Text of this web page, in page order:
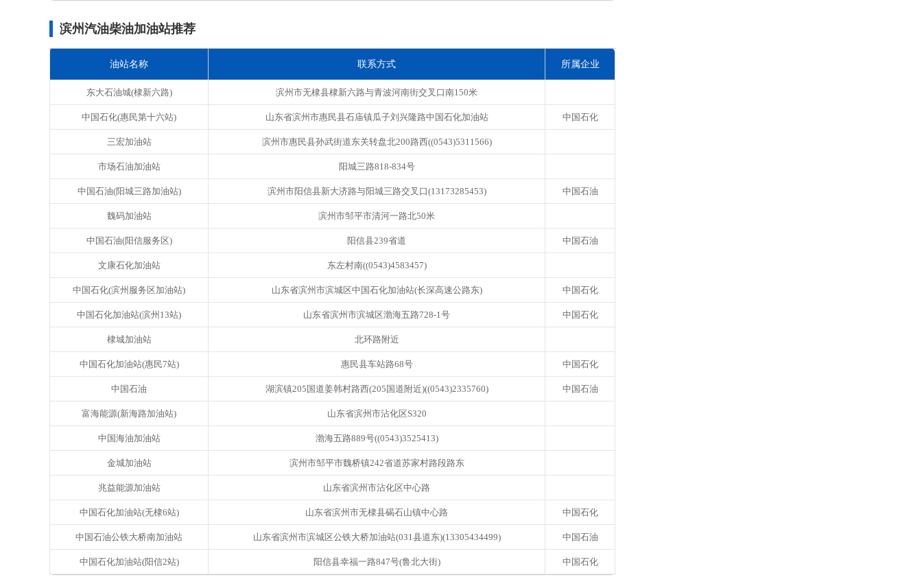
滨州汽油柴油加油站推荐
油站名称 联系方式 所属企业
东大石油城(棣新六路) 滨州市无棣县棣新六路与青波河南街交叉口南150米
中国石化(惠民第十六站) 山东省滨州市惠民县石庙镇瓜子刘兴隆路中国石化加油站 中国石化
三宏加油站 滨州市惠民县孙武街道东关转盘北200路西((0543)5311566)
市场石油加油站 阳城三路818-834号
中国石油(阳城三路加油站) 滨州市阳信县新大济路与阳城三路交叉口(13173285453) 中国石油
魏码加油站 滨州市邹平市清河一路北50米
中国石油(阳信服务区) 阳信县239省道 中国石油
文康石化加油站 东左村南((0543)4583457)
中国石化(滨州服务区加油站) 山东省滨州市滨城区中国石化加油站(长深高速公路东) 中国石化
中国石化加油站(滨州13站) 山东省滨州市滨城区渤海五路728-1号 中国石化
棣城加油站 北环路附近
中国石化加油站(惠民7站) 惠民县车站路68号 中国石化
中国石油 湖滨镇205国道姜韩村路西(205国道附近)((0543)2335760) 中国石油
富海能源(新海路加油站) 山东省滨州市沾化区S320
中国海油加油站 渤海五路889号((0543)3525413)
金城加油站 滨州市邹平市魏桥镇242省道苏家村路段路东
兆益能源加油站 山东省滨州市沾化区中心路
中国石化加油站(无棣6站) 山东省滨州市无棣县碣石山镇中心路 中国石化
中国石油公铁大桥南加油站 山东省滨州市滨城区公铁大桥加油站(031县道东)(13305434499) 中国石油
中国石化加油站(阳信2站) 阳信县幸福一路847号(鲁北大街) 中国石化